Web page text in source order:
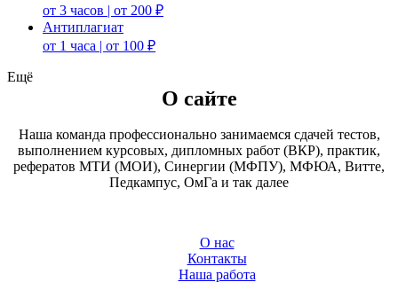
от 3 часов | от 200 ₽
Антиплагиат
от 1 часа | от 100 ₽
Ещё
О сайте
Наша команда профессионально занимаемся сдачей тестов,
выполнением курсовых, дипломных работ (ВКР), практик,
рефератов МТИ (МОИ), Синергии (МФПУ), МФЮА, Витте,
Педкампус, ОмГа и так далее
О нас
Контакты
Наша работа